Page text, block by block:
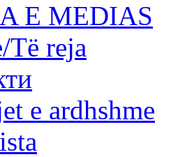
E MEDIAS
Të reja
e ardhshme